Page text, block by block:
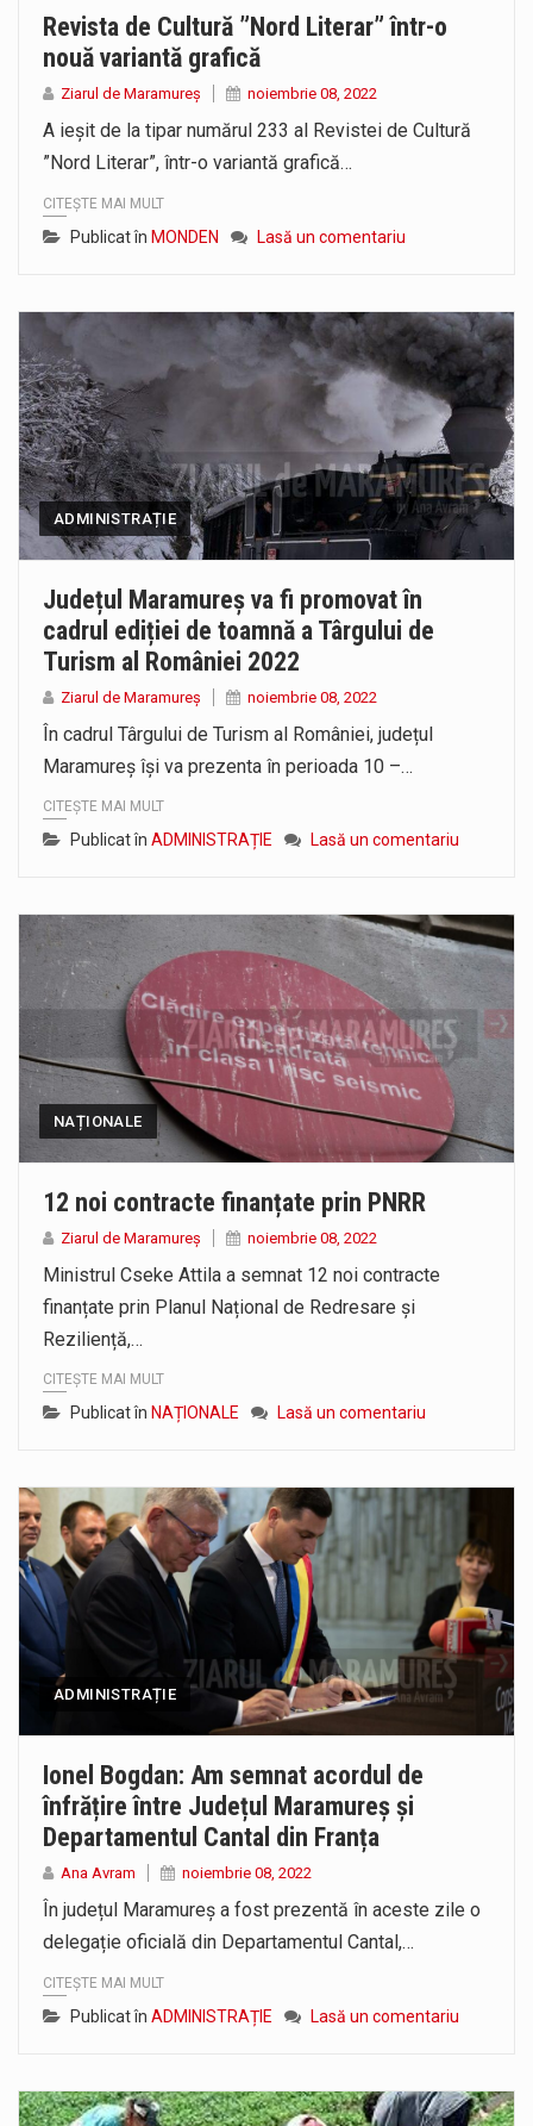
Revista de Cultură ”Nord Literar” într-o
nouă variantă grafică
Ziarul de Maramureș noiembrie 08, 2022
A ieșit de la tipar numărul 233 al Revistei de Cultură
”Nord Literar”, într-o variantă grafică…
CITEȘTE MAI MULT
Publicat în MONDEN Lasă un comentariu
ADMINISTRAȚIE
Județul Maramureș va fi promovat în
cadrul ediției de toamnă a Târgului de
Turism al României 2022
Ziarul de Maramureș noiembrie 08, 2022
În cadrul Târgului de Turism al României, județul
Maramureș își va prezenta în perioada 10 –…
CITEȘTE MAI MULT
Publicat în ADMINISTRAȚIE Lasă un comentariu
NAȚIONALE
12 noi contracte finanțate prin PNRR
Ziarul de Maramureș noiembrie 08, 2022
Ministrul Cseke Attila a semnat 12 noi contracte
finanțate prin Planul Național de Redresare și
Reziliență,…
CITEȘTE MAI MULT
Publicat în NAȚIONALE Lasă un comentariu
ADMINISTRAȚIE
Ionel Bogdan: Am semnat acordul de
înfrățire între Județul Maramureș și
Departamentul Cantal din Franța
Ana Avram noiembrie 08, 2022
În județul Maramureș a fost prezentă în aceste zile o
delegație oficială din Departamentul Cantal,…
CITEȘTE MAI MULT
Publicat în ADMINISTRAȚIE Lasă un comentariu